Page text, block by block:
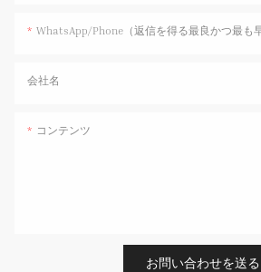
WhatsApp/Phone（返信を得る最良かつ最も
会社名
コンテンツ
お問い合わせを送る